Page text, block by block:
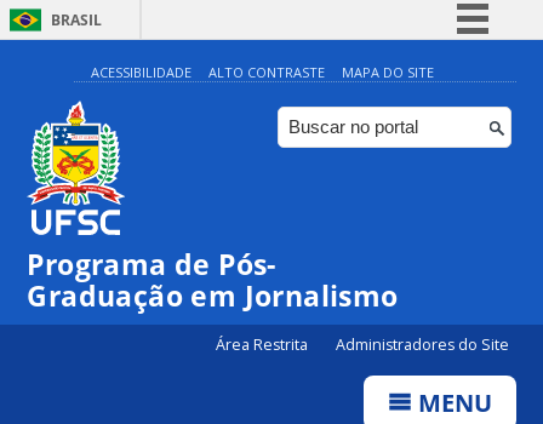
BRASIL
Simplifique!
Comunica BR
Participe
ACESSIBILIDADE ALTO CONTRASTE MAPA DO SITE
Programa de Pós-
Graduação em Jornalismo
Área Restrita Administradores do Site
MENU